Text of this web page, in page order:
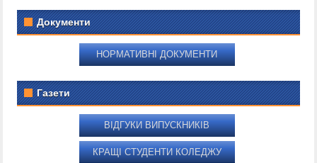
Документи
НОРМАТИВНІ ДОКУМЕНТИ
Газети
ВІДГУКИ ВИПУСКНИКІВ
КРАЩІ СТУДЕНТИ КОЛЕДЖУ